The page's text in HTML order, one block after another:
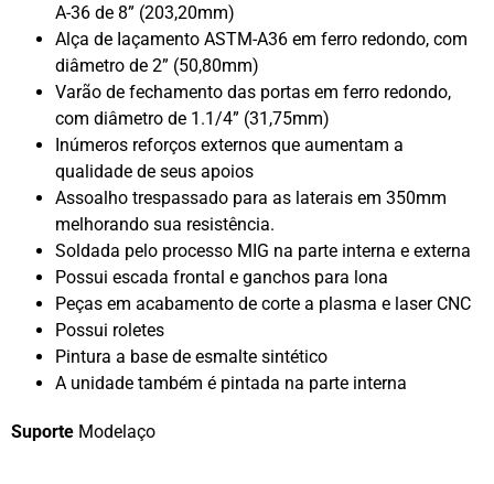
A-36 de 8” (203,20mm)
Alça de Iaçamento ASTM-A36 em ferro redondo, com
diâmetro de 2” (50,80mm)
Varão de fechamento das portas em ferro redondo,
com diâmetro de 1.1/4” (31,75mm)
Inúmeros reforços externos que aumentam a
qualidade de seus apoios
Assoalho trespassado para as laterais em 350mm
melhorando sua resistência.
Soldada pelo processo MIG na parte interna e externa
Possui escada frontal e ganchos para lona
Peças em acabamento de corte a plasma e laser CNC
Possui roletes
Pintura a base de esmalte sintético
A unidade também é pintada na parte interna
Suporte Modelaço